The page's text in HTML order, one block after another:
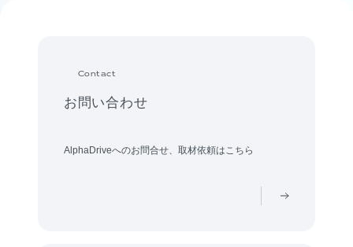
Contact
お問い合わせ
AlphaDriveへのお問合せ、取材依頼はこちら